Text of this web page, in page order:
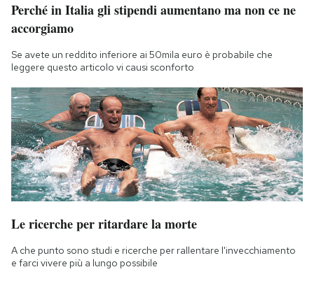
Perché in Italia gli stipendi aumentano ma non ce ne
accorgiamo
Se avete un reddito inferiore ai 50mila euro è probabile che
leggere questo articolo vi causi sconforto
Le ricerche per ritardare la morte
A che punto sono studi e ricerche per rallentare l'invecchiamento
e farci vivere più a lungo possibile